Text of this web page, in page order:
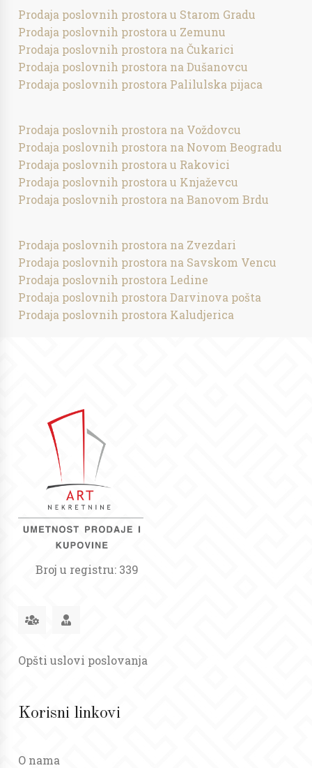
Prodaja poslovnih prostora u Starom Gradu
Prodaja poslovnih prostora u Zemunu
Prodaja poslovnih prostora na Čukarici
Prodaja poslovnih prostora na Dušanovcu
Prodaja poslovnih prostora Palilulska pijaca
Prodaja poslovnih prostora na Voždovcu
Prodaja poslovnih prostora na Novom Beogradu
Prodaja poslovnih prostora u Rakovici
Prodaja poslovnih prostora u Knjaževcu
Prodaja poslovnih prostora na Banovom Brdu
Prodaja poslovnih prostora na Zvezdari
Prodaja poslovnih prostora na Savskom Vencu
Prodaja poslovnih prostora Ledine
Prodaja poslovnih prostora Darvinova pošta
Prodaja poslovnih prostora Kaludjerica
Broj u registru: 339
Opšti uslovi poslovanja
Korisni linkovi
O nama